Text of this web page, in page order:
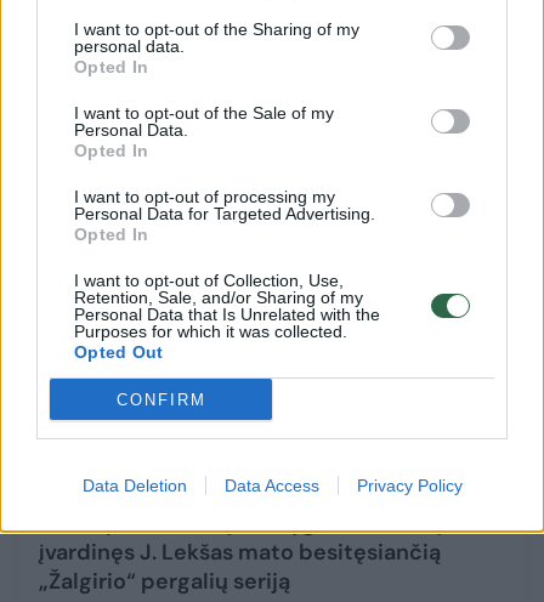
I want to opt-out of the Sharing of my
personal data.
Opted In
I want to opt-out of the Sale of my
Personal Data.
Opted In
I want to opt-out of processing my
Personal Data for Targeted Advertising.
Opted In
I want to opt-out of Collection, Use,
Retention, Sale, and/or Sharing of my
Personal Data that Is Unrelated with the
Purposes for which it was collected.
Opted Out
CONFIRM
Data Deletion Data Access Privacy Policy
J. Lekšas apgynė skandalingąjį Eurolygos
lyderį: „Aš Mike’o Jameso vietoje būčiau
Okobo išjungęs“
Sportas 2026-03-10
įvardinęs J. Lekšas mato besitęsiančią
„Žalgirio“ pergalių seriją